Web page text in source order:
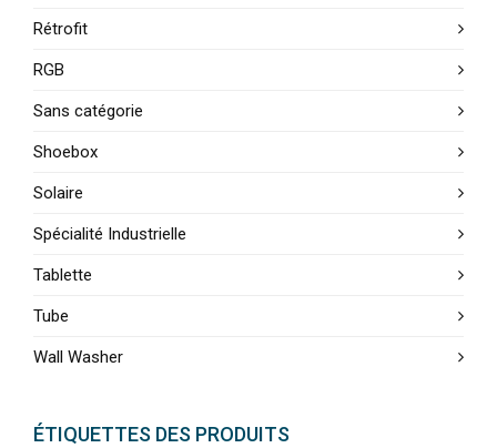
Rétrofit
RGB
Sans catégorie
Shoebox
Solaire
Spécialité Industrielle
Tablette
Tube
Wall Washer
ÉTIQUETTES DES PRODUITS